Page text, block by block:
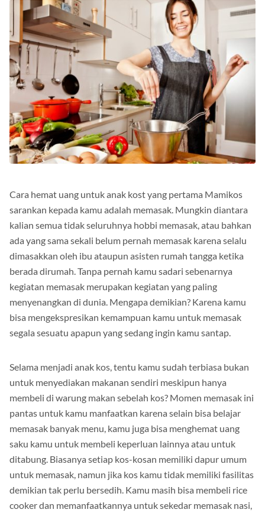
Cara hemat uang untuk anak kost yang pertama Mamikos
sarankan kepada kamu adalah memasak. Mungkin diantara
kalian semua tidak seluruhnya hobbi memasak, atau bahkan
ada yang sama sekali belum pernah memasak karena selalu
dimasakkan oleh ibu ataupun asisten rumah tangga ketika
berada dirumah. Tanpa pernah kamu sadari sebenarnya
kegiatan memasak merupakan kegiatan yang paling
menyenangkan di dunia. Mengapa demikian? Karena kamu
bisa mengekspresikan kemampuan kamu untuk memasak
Selama menjadi anak kos, tentu kamu sudah terbiasa bukan
untuk menyediakan makanan sendiri meskipun hanya
membeli di warung makan sebelah kos? Momen memasak ini
pantas untuk kamu manfaatkan karena selain bisa belajar
memasak banyak menu, kamu juga bisa menghemat uang
saku kamu untuk membeli keperluan lainnya atau untuk
ditabung. Biasanya setiap kos-kosan memiliki dapur umum
untuk memasak, namun jika kos kamu tidak memiliki fasilitas
demikian tak perlu bersedih. Kamu masih bisa membeli rice